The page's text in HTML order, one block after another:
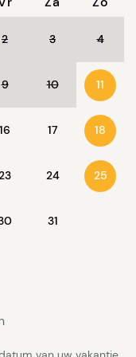
2 3 4
9 10 11
16 17 18
24 25
31